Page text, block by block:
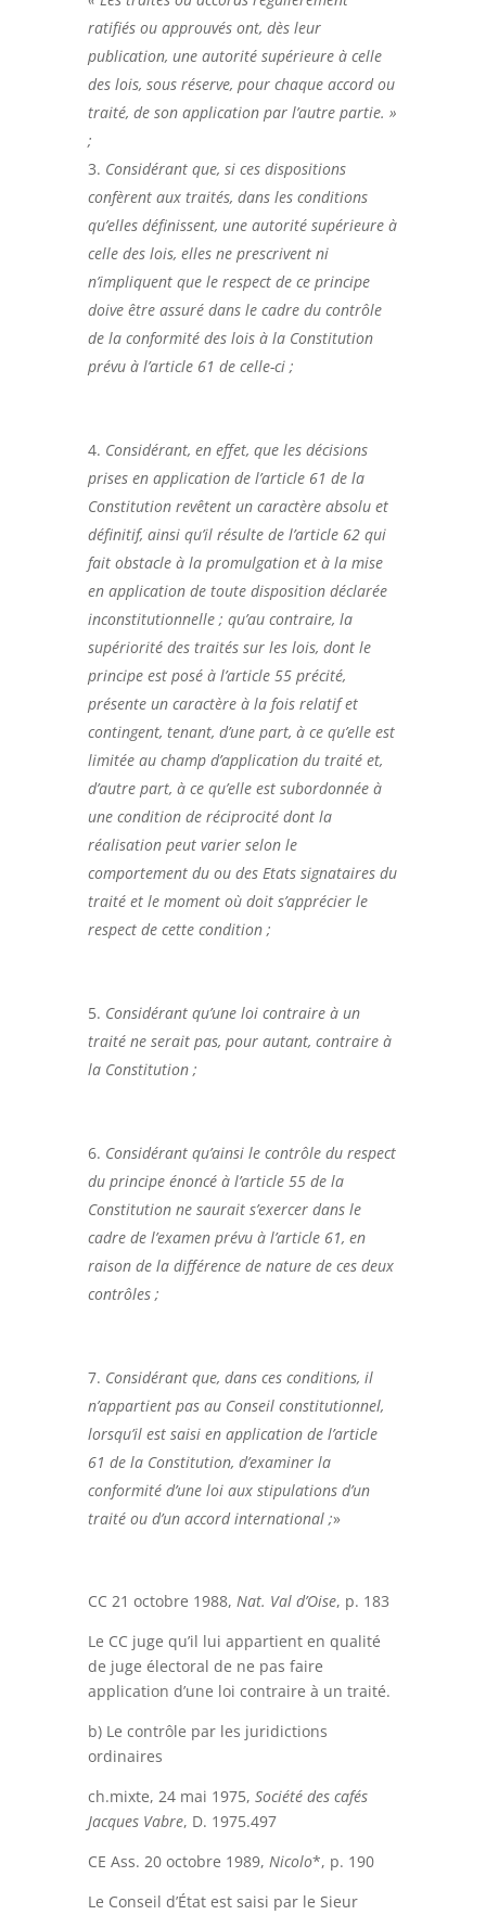
ratifiés ou approuvés ont, dès leur
publication, une autorité supérieure à celle
des lois, sous réserve, pour chaque accord ou
traité, de son application par l’autre partie. »
;
Considérant que, si ces dispositions
confèrent aux traités, dans les conditions
qu’elles définissent, une autorité supérieure à
celle des lois, elles ne prescrivent ni
n’impliquent que le respect de ce principe
doive être assuré dans le cadre du contrôle
de la conformité des lois à la Constitution
prévu à l’article 61 de celle-ci ;
Considérant, en effet, que les décisions
prises en application de l’article 61 de la
Constitution revêtent un caractère absolu et
définitif, ainsi qu’il résulte de l’article 62 qui
fait obstacle à la promulgation et à la mise
en application de toute disposition déclarée
inconstitutionnelle ; qu’au contraire, la
supériorité des traités sur les lois, dont le
principe est posé à l’article 55 précité,
présente un caractère à la fois relatif et
contingent, tenant, d’une part, à ce qu’elle est
limitée au champ d’application du traité et,
d’autre part, à ce qu’elle est subordonnée à
une condition de réciprocité dont la
réalisation peut varier selon le
comportement du ou des Etats signataires du
traité et le moment où doit s’apprécier le
respect de cette condition ;
Considérant qu’une loi contraire à un
traité ne serait pas, pour autant, contraire à
la Constitution ;
Considérant qu’ainsi le contrôle du respect
du principe énoncé à l’article 55 de la
Constitution ne saurait s’exercer dans le
cadre de l’examen prévu à l’article 61, en
raison de la différence de nature de ces deux
contrôles ;
Considérant que, dans ces conditions, il
n’appartient pas au Conseil constitutionnel,
lorsqu’il est saisi en application de l’article
61 de la Constitution, d’examiner la
conformité d’une loi aux stipulations d’un
traité ou d’un accord international ;»
CC 21 octobre 1988, Nat. Val d’Oise, p. 183
Le CC juge qu’il lui appartient en qualité
de juge électoral de ne pas faire
application d’une loi contraire à un traité.
b) Le contrôle par les juridictions
ordinaires
ch.mixte, 24 mai 1975, Société des cafés
Jacques Vabre, D. 1975.497
CE Ass. 20 octobre 1989, Nicolo*, p. 190
Le Conseil d’État est saisi par le Sieur